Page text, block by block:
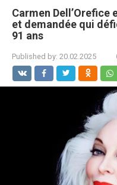
Carmen Dell’Orefice
et demandée qui
91 ans
Published by: 20.02.2025